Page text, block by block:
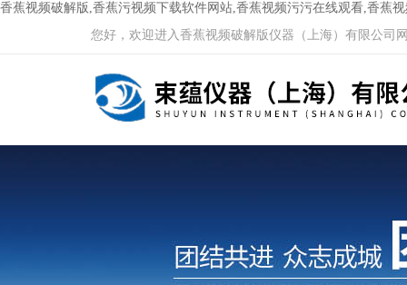
香蕉视频破解版,香蕉污视频下载软件网站,香蕉视频污污在线观看,香蕉
您好，欢迎进入香蕉视频破解版仪器（上海）有限公司网站